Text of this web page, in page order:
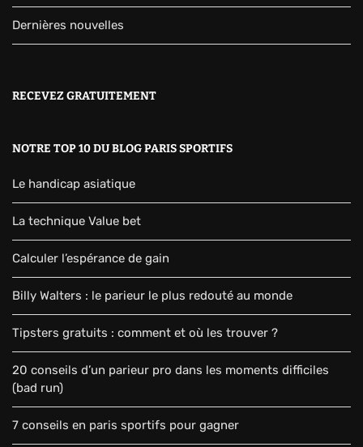
Dernières nouvelles
RECEVEZ GRATUITEMENT
NOTRE TOP 10 DU BLOG PARIS SPORTIFS
Le handicap asiatique
La technique Value bet
Calculer l’espérance de gain
Billy Walters : le parieur le plus redouté au monde
Tipsters gratuits : comment et où les trouver ?
20 conseils d’un parieur pro dans les moments difficiles
(bad run)
7 conseils en paris sportifs pour gagner